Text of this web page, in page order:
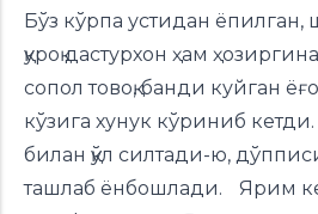
Бўз кўрпа устидан ёпилган,
қуроқ дастурхон ҳам
сопол товоқ, банди куйган
кўзига хунук кўриниб
билан қўл силтади-ю,
ташлаб ёнбошлади. Ярим